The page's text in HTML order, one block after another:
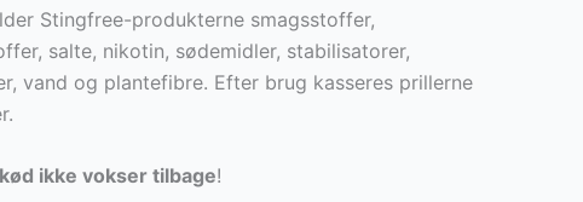
Stingfree-produkterne smagsstoffer,
salte, nikotin, sødemidler, stabilisatorer,
vand og plantefibre. Efter brug kasseres prillerne
ikke vokser tilbage!